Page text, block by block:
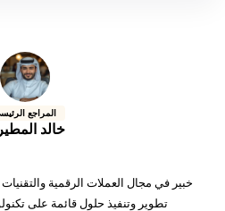
المراجع
خالد
خبير في مجال العملات الرقمية
تطوير وتنفيذ حلول قائمة على